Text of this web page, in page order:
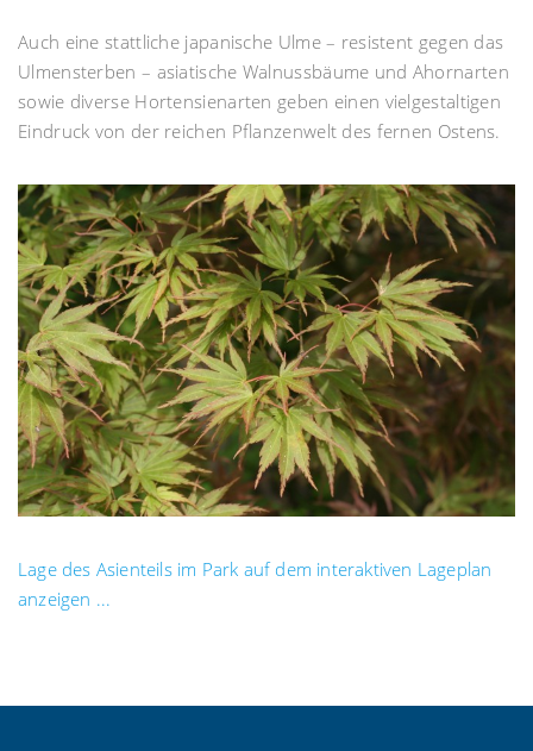
Auch eine stattliche japanische Ulme – resistent gegen das
Ulmensterben – asiatische Walnussbäume und Ahornarten
sowie diverse Hortensienarten geben einen vielgestaltigen
Eindruck von der reichen Pflanzenwelt des fernen Ostens.
Lage des Asienteils im Park auf dem interaktiven Lageplan
anzeigen ...